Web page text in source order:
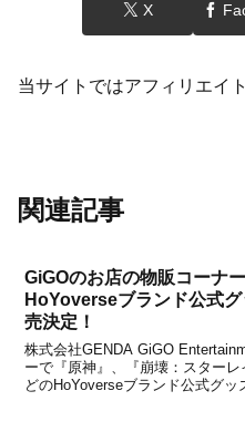
X
当サイトではアフィリエイ
関連記事
GiGOのお店の物販コーナ
HoYoverseブランド公式
売決定！
株式会社GENDA GiGO
ーで『原神』、『崩壊：スター
どのHoYoverseブランド公式グッ